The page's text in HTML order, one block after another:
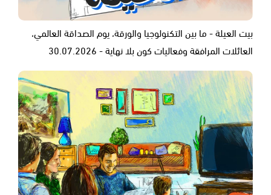
بيت العيلة - ما بين التكنولوجيا والورقة، يوم الصداقة العالمي،
العائلات المرافقة وفعاليات كون بلا نهاية - 30.07.2026